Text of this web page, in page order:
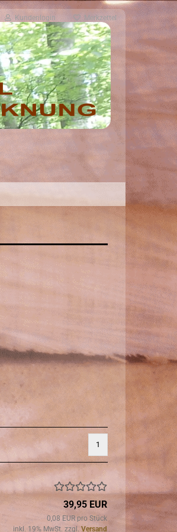
Kundenlogin Merkzettel
1
39,95 EUR
0,08 EUR pro Stück
inkl. 19% MwSt. zzgl. Versand